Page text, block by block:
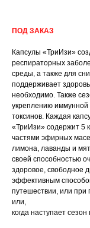
ПОД ЗАКАЗ
Капсулы «ТриИзи»
респираторных
среды, а также для
поддерживает
необходимо. Также
укреплению иммунной
токсинов. Каждая
«ТриИзи» содержит 5
частями эфирных
лимона, лаванды и
своей способностью
здоровое, свободное
эффективным
путешествии, или при
или,
когда наступает